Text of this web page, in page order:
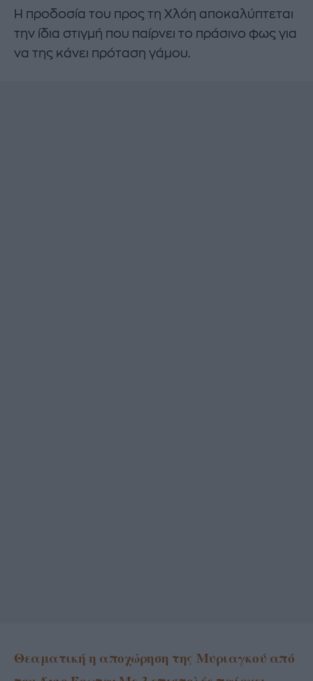
Η προδοσία του προς τη Χλόη αποκαλύπτεται
την ίδια στιγμή που παίρνει το πράσινο φως για
να της κάνει πρόταση γάμου.
Θεαματική η αποχώρηση της Μυριαγκού από